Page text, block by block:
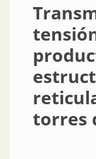
torres